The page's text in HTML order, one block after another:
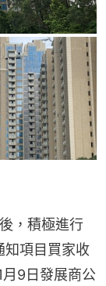
，積極進行
知項目買家收
9日發展商公